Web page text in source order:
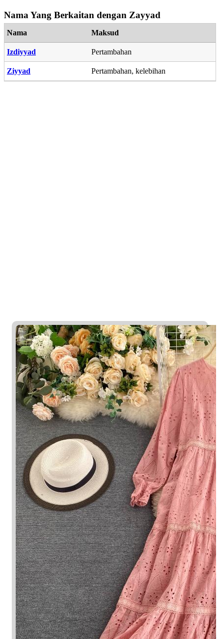
Nama Yang Berkaitan dengan Zayyad
Nama Maksud
Izdiyyad Pertambahan
Ziyyad Pertambahan, kelebihan